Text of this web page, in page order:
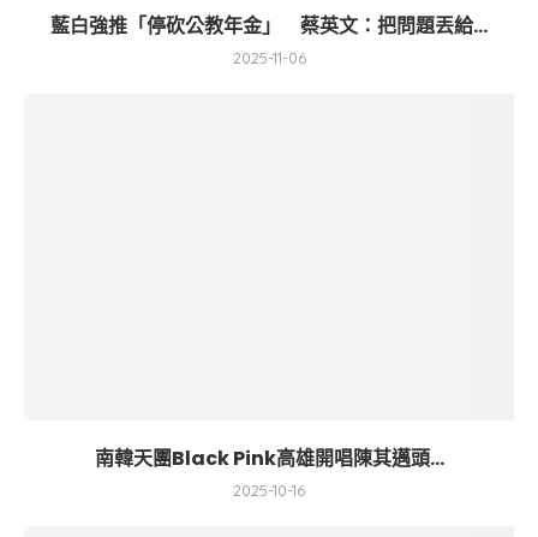
藍白強推「停砍公教年金」 蔡英文：把問題丟給...
2025-11-06
南韓天團Black Pink高雄開唱陳其邁頭...
2025-10-16